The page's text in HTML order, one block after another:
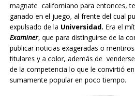
magnate californiano para entonces,
ganado en el juego, al frente del cual
expulsado de la Universidad. Era el
Examiner, que para distinguirse de la
publicar noticias exageradas o
titulares y a color, además de
de la competencia lo que le convirtió
sumamente popular en poco tiempo.